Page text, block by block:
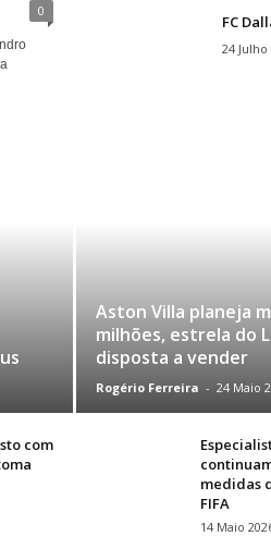
0
FC
24 Julho
Aston Villa planeja
milhões, estrela do
disposta a vender
Rogério Ferreira - 24 Maio
com
medidas
FIFA
14 Maio